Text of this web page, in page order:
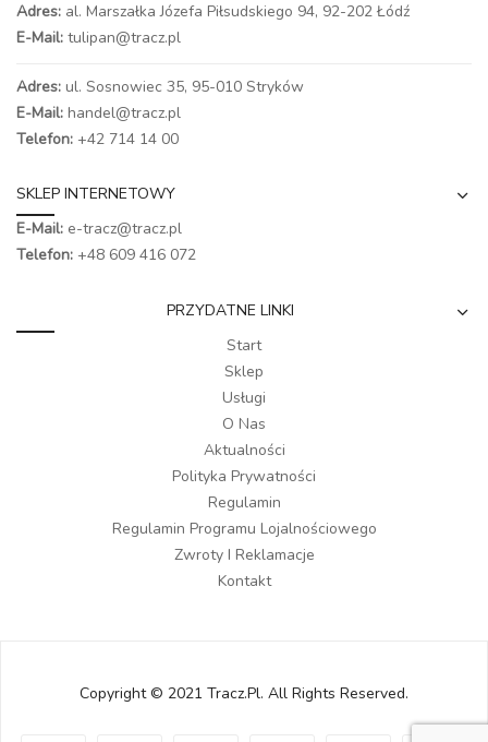
Adres: al. Marszałka Józefa Piłsudskiego 94, 92-202 Łódź
E-Mail: tulipan@tracz.pl
Adres: ul. Sosnowiec 35, 95-010 Stryków
E-Mail: handel@tracz.pl
Telefon: +42 714 14 00
SKLEP INTERNETOWY
E-Mail: e-tracz@tracz.pl
Telefon: +48 609 416 072
PRZYDATNE LINKI
Start
Sklep
Usługi
O Nas
Aktualności
Polityka Prywatności
Regulamin
Regulamin Programu Lojalnościowego
Zwroty I Reklamacje
Kontakt
Copyright © 2021 Tracz.pl. All Rights Reserved.